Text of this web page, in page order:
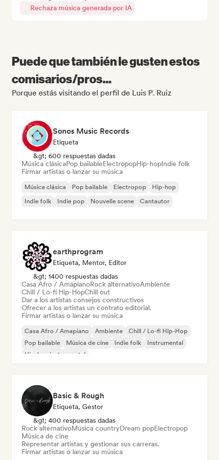
Rechaza música generada por IA
Puede que también le gusten estos
comisarios/pros...
Porque estás visitando el perfil de Luis P. Ruiz
Sonos Music Records
Etiqueta
&gt; 600 respuestas dadas
Música clásicaPop bailableElectropopHip-hopIndie folk
Firmar artistas o lanzar su música
Música clásica Pop bailable Electropop
Hip-hop
Indie folk
Indie pop Nouvelle scene Cantautor
earthprogram
Etiqueta, Mentor, Editor
&gt; 1400 respuestas dadas
Casa Afro / AmapianoRock alternativoAmbiente
Chill / Lo-fi Hip-HopChill out
Dar a los artistas consejos constructivos
Ofrecer a los artistas un contrato editorial.
Firmar artistas o lanzar su música
Casa Afro / Amapiano Ambiente
Chill / Lo-fi Hip-Hop
Pop bailable
Música de cine Indie folk
Instrumental
Hip-hop instrumental
Basic & Rough
Etiqueta, Gestor
&gt; 400 respuestas dadas
Rock alternativoMúsica countryDream popElectropop
Música de cine
Representar artistas y gestionar sus carreras.
Firmar artistas o lanzar su música